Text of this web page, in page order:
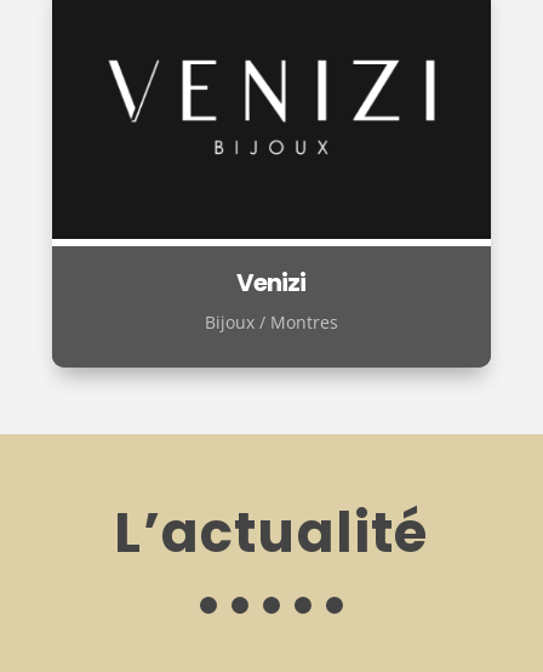
Venizi
Bijoux / Montres
L’actualité